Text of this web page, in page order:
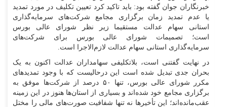
خبرنگاران جوان گفته بود: باید تاکید کرد تعیین تکلیف در مورد تمدید
یا عدم تمدید زمان برگزاری مجامع شرکت‌های سرمایه‌گذاری
استانی سهام عدالت مستقیما زیر نظر شورای عالی بورس
است؛ تصمیمات شورای عالی بورس برای شرکت‌های
سرمایه‌گذاری استانی سهام عدالت لازم‌الاجرا است.
در نهایت گفتنی است، بلاتکلیفی سهامداران عدالت اکنون به یک
بحران جدی تبدیل شده است این درحالیست که با وجود تمدید‌های
مکرر شورای عالی بورس، تنها ۵۰ درصد از شرکت‌ها موفق به
برگزاری مجامع خود شده‌اند و بسیاری از استان‌ها هنوز در این زمینه
عقب‌مانده‌اند؛ این تأخیر‌ها نه تنها شفافیت صورت‌های مالی را مختل